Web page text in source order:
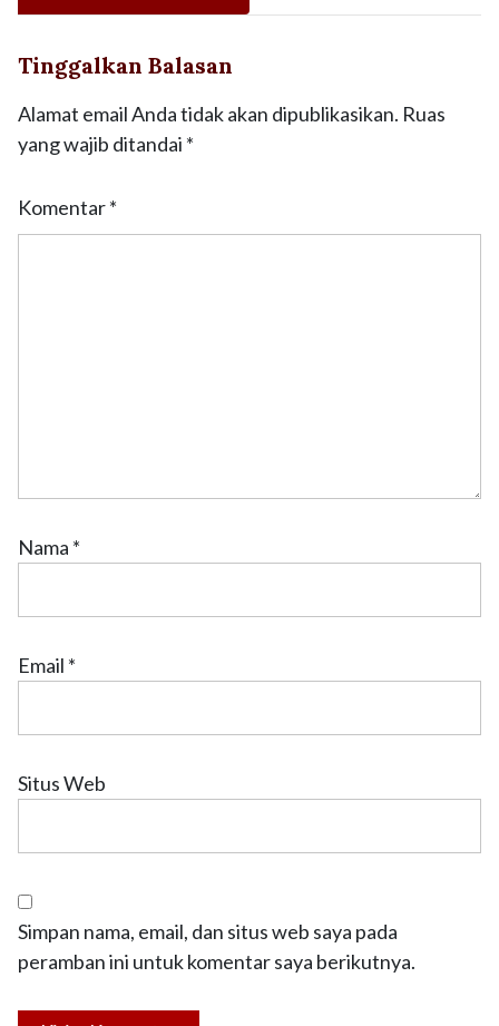
Tinggalkan Balasan
Alamat email Anda tidak akan dipublikasikan. Ruas
yang wajib ditandai *
Komentar*
Nama *
Email *
Situs Web
Simpan nama, email, dan situs web saya pada
peramban ini untuk komentar saya berikutnya.